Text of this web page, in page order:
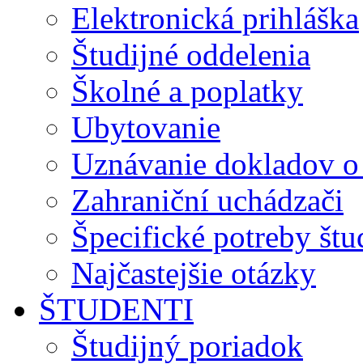
Elektronická prihláška
Študijné oddelenia
Školné a poplatky
Ubytovanie
Uznávanie dokladov
Zahraniční uchádzači
Špecifické potreby
Najčastejšie otázky
ŠTUDENTI
Študijný poriadok